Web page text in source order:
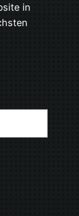
in